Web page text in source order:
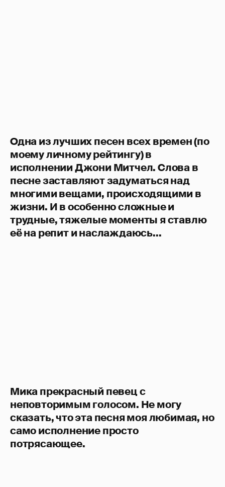
Одна из лучших песен всех времен (по
моему личному рейтингу) в
исполнении Джони Митчел. Слова в
песне заставляют задуматься над
многими вещами, происходящими в
жизни. И в особенно сложные и
трудные, тяжелые моменты я ставлю
её на репит и наслаждаюсь...
Мика прекрасный певец с
неповторимым голосом. Не могу
сказать, что эта песня моя любимая, но
само исполнение просто
потрясающее.